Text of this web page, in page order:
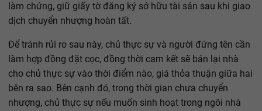
làm chứng, giữ giấy tờ đăng ký sở hữu tài sản sau khi giao
dịch chuyển nhượng hoàn tất.
Để tránh rủi ro sau này, chủ thực sự và người đứng tên cần
làm hợp đồng đặt cọc, đồng thời cam kết sẽ bán lại nhà
cho chủ thực sự vào thời điểm nào, giá thỏa thuận giữa hai
bên ra sao. Bên cạnh đó, trong thời gian chưa chuyển
nhượng, chủ thực sự nếu muốn sinh hoạt trong ngôi nhà